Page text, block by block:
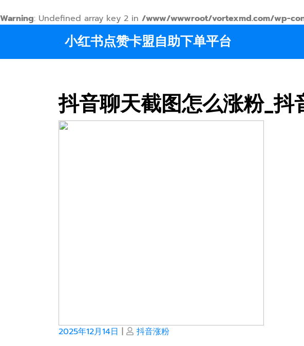
Warning: Undefined array key 2 in /www/wwwroot/vortexmd.com/wp-
小红书点赞卡盟自助下单平台
抖音聊天截图怎么涨粉_
Posted
2025年12月14日 | Posted
抖音涨粉